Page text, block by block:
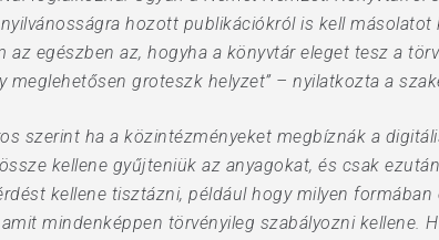
hozott publikációkról is kell
az egészben az, hogyha a könyvtár eleget tesz a
meglehetősen groteszk helyzet” – nyilatkozta a
szerint ha a közintézményeket megbíznák a
kellene gyűjteniük az anyagokat, és csak
kellene tisztázni, például hogy milyen
mindenképpen törvényileg szabályozni